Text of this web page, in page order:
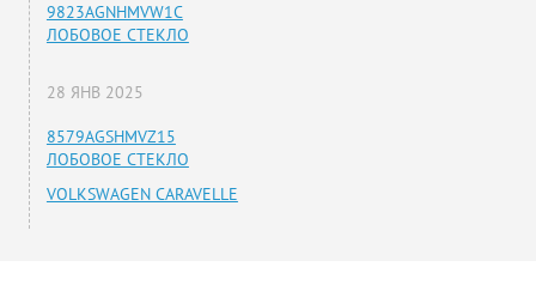
9823AGNHMVW1C
ЛОБОВОЕ СТЕКЛО
28 ЯНВ 2025
8579AGSHMVZ15
ЛОБОВОЕ СТЕКЛО
VOLKSWAGEN CARAVELLE